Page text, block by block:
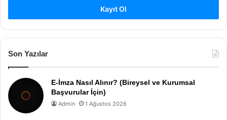
Kayıt Ol
Son Yazılar
E-İmza Nasıl Alınır? (Bireysel ve Kurumsal
Başvurular İçin)
Admin 1 Ağustos 2026